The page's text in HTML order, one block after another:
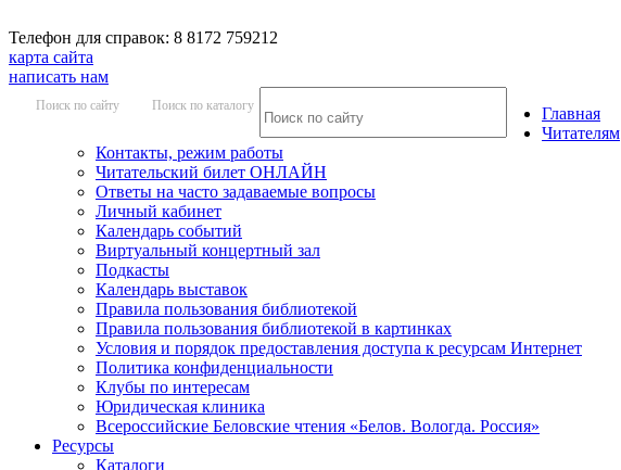
Телефон для справок: 8 8172 759212
карта сайта
написать нам
Поиск по сайту Поиск по каталогу
Главная
Читателям
Контакты, режим работы
Читательский билет ОНЛАЙН
Ответы на часто задаваемые вопросы
Личный кабинет
Календарь событий
Виртуальный концертный зал
Подкасты
Календарь выставок
Правила пользования библиотекой
Правила пользования библиотекой в картинках
Условия и порядок предоставления доступа к ресурсам Интернет
Политика конфиденциальности
Клубы по интересам
Юридическая клиника
Всероссийские Беловские чтения «Белов. Вологда. Россия»
Ресурсы
Каталоги